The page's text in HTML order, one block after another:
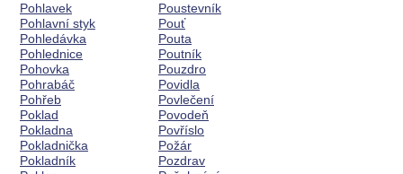
Pohlavek
Pohlavní styk
Pohledávka
Pohlednice
Pohovka
Pohrabáč
Pohřeb
Poklad
Pokladna
Pokladnička
Pokladník
Poustevník
Pouť
Pouta
Poutník
Pouzdro
Povidla
Povlečení
Povodeň
Povříslo
Požár
Pozdrav